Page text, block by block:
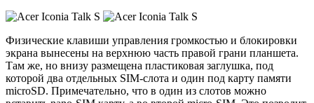
Физические клавиши управления громкостью и блокировки
экрана вынесены на верхнюю часть правой грани планшета.
Там же, но внизу размещена пластиковая заглушка, под
которой два отдельных SIM-слота и один под карту памяти
microSD. Примечательно, что в один из слотов можно